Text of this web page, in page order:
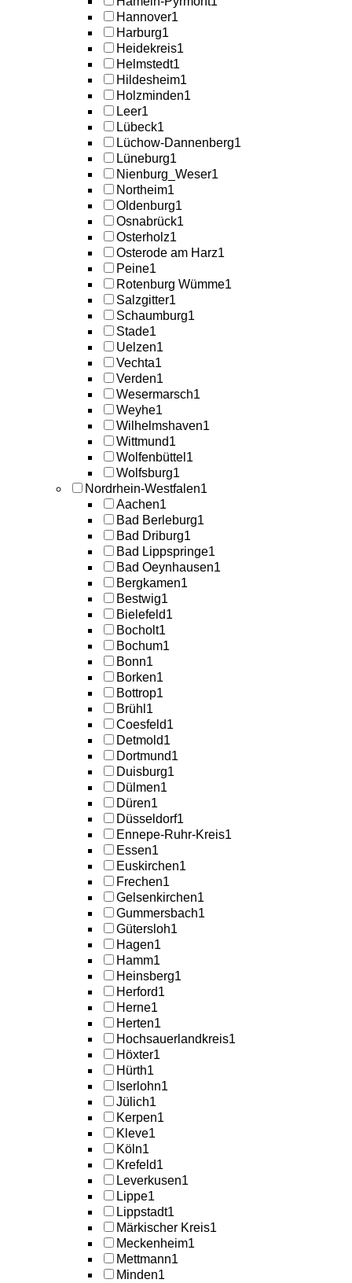
Hannover1
Harburg1
Heidekreis1
Helmstedt1
Hildesheim1
Holzminden1
Leer1
Lübeck1
Lüchow-Dannenberg1
Lüneburg1
Nienburg_Weser1
Northeim1
Oldenburg1
Osnabrück1
Osterholz1
Osterode am Harz1
Peine1
Rotenburg Wümme1
Salzgitter1
Schaumburg1
Stade1
Uelzen1
Vechta1
Verden1
Wesermarsch1
Weyhe1
Wilhelmshaven1
Wittmund1
Wolfenbüttel 1
Wolfsburg1
Nordrhein-Westfalen1
Aachen1
Bad Berleburg1
Bad Driburg1
Bad Lippspringe1
Bad Oeynhausen1
Bergkamen1
Bestwig1
Bielefeld1
Bocholt1
Bochum1
Bonn1
Borken1
Bottrop1
Brühl 1
Coesfeld1
Detmold1
Dortmund1
Duisburg1
Dülmen1
Düren1
Düsseldorf1
Ennepe-Ruhr-Kreis1
Essen1
Euskirchen1
Frechen1
Gelsenkirchen1
Gummersbach1
Gütersloh1
Hagen1
Hamm1
Heinsberg1
Herford1
Herne1
Herten1
Hochsauerlandkreis1
Höxter1
Hürth1
Iserlohn1
Jülich1
Kerpen1
Kleve1
Köln1
Krefeld1
Leverkusen1
Lippe1
Lippstadt1
Märkischer Kreis1
Meckenheim1
Mettmann1
Minden1